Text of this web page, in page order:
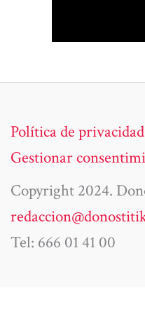
Política de privacidad
Gestionar
Copyright 2024.
Tel: 666 01 41 00